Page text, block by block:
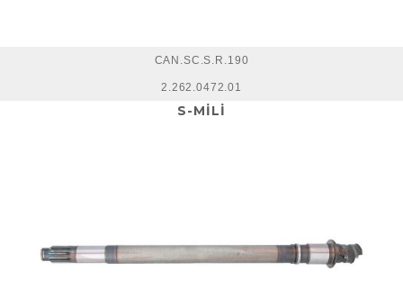
CAN.SC.S.R.190
2.262.0472.01
S-MİLİ